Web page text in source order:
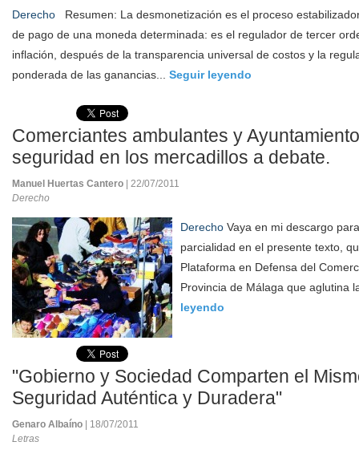
Derecho Resumen: La desmonetización es el proceso
de pago de una moneda determinada: es el regulador de tercer
inflación, después de la transparencia universal de costos y la
ponderada de las ganancias... Seguir leyendo
Comerciantes ambulantes y
seguridad en los mercadillos a debate.
Manuel Huertas Cantero
| 22/07/2011
Derecho
Derecho Vaya en mi descargo
parcialidad en el presente texto,
Plataforma en Defensa del
Provincia de Málaga que aglutina
leyendo
"Gobierno y Sociedad Comparten el
Seguridad Auténtica y Duradera"
Genaro Albaíno
| 18/07/2011
Letras